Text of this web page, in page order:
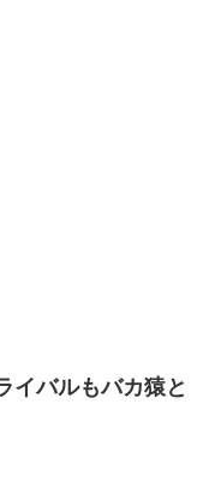
イバルもバカ猿と